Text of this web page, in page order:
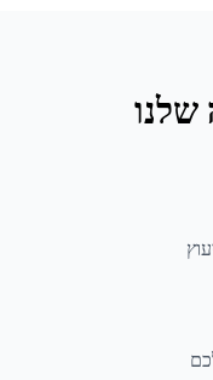
שלנו